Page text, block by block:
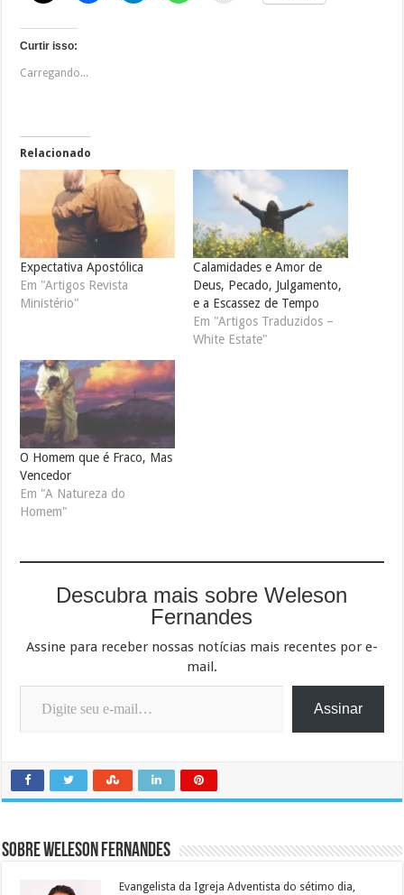
Curtir isso:
Carregando...
Relacionado
Expectativa Apostólica
Em "Artigos Revista
Ministério"
Calamidades e Amor de
Deus, Pecado, Julgamento,
e a Escassez de Tempo
Em "Artigos Traduzidos –
White Estate"
O Homem que é Fraco, Mas
Vencedor
Em "A Natureza do
Homem"
Descubra mais sobre Weleson
Fernandes
Assine para receber nossas notícias mais recentes por e-
mail.
Digite seu e-mail…
Assinar
Sobre Weleson Fernandes
Evangelista da Igreja Adventista do sétimo dia,